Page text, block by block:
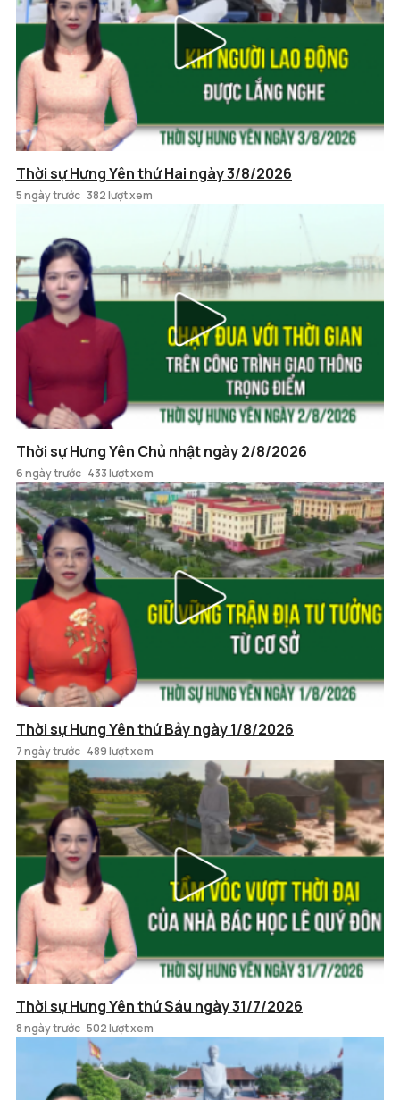
Thời sự Hưng Yên thứ Hai ngày 3/8/2026
5 ngày trước 382 lượt xem
Thời sự Hưng Yên Chủ nhật ngày 2/8/2026
6 ngày trước 433 lượt xem
Thời sự Hưng Yên thứ Bảy ngày 1/8/2026
7 ngày trước 489 lượt xem
Thời sự Hưng Yên thứ Sáu ngày 31/7/2026
8 ngày trước 502 lượt xem